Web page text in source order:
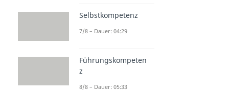
Selbstkompetenz
7/8 – Dauer: 04:29
Führungskompeten
z
8/8 – Dauer: 05:33